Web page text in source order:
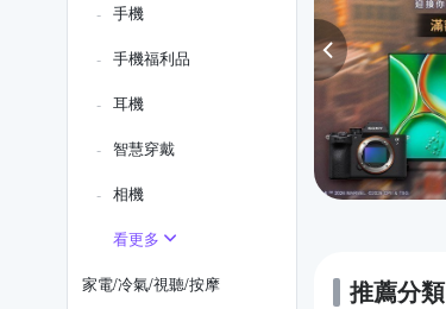
手機
手機福利品
耳機
智慧穿戴
相機
看更多
家電/冷氣/視聽/按摩
推薦分類